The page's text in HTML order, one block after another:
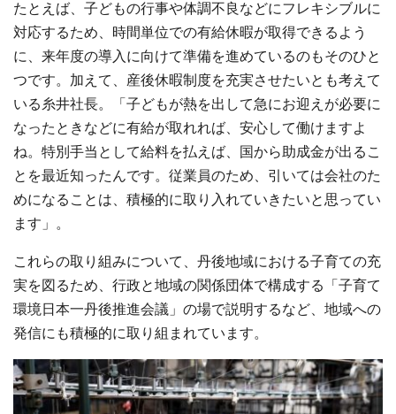
たとえば、子どもの行事や体調不良などにフレキシブルに
対応するため、時間単位での有給休暇が取得できるよう
に、来年度の導入に向けて準備を進めているのもそのひと
つです。加えて、産後休暇制度を充実させたいとも考えて
いる糸井社長。「子どもが熱を出して急にお迎えが必要に
なったときなどに有給が取れれば、安心して働けますよ
ね。特別手当として給料を払えば、国から助成金が出るこ
とを最近知ったんです。従業員のため、引いては会社のた
めになることは、積極的に取り入れていきたいと思ってい
ます」。
これらの取り組みについて、丹後地域における子育ての充
実を図るため、行政と地域の関係団体で構成する「子育て
環境日本一丹後推進会議」の場で説明するなど、地域への
発信にも積極的に取り組まれています。